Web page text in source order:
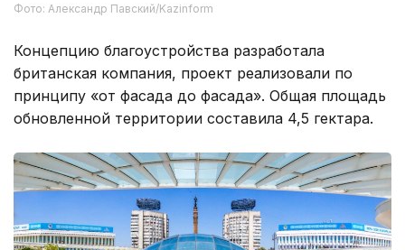
Фото: Александр Павский/Kazinform
Концепцию благоустройства разработала
британская компания, проект реализовали по
принципу «от фасада до фасада». Общая площадь
обновленной территории составила 4,5 гектара.